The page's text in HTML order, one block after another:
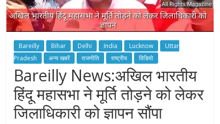
Bareilly Bihar Delhi India Lucknow
Uttar
Pradesh
अन्य खबरें राजनीति राष्ट्रीय विडियो
Bareilly News:अखिल भारतीय
हिंदू महासभा ने मूर्ति तोड़ने को लेकर
जिलाधिकारी को ज्ञापन सौंपा